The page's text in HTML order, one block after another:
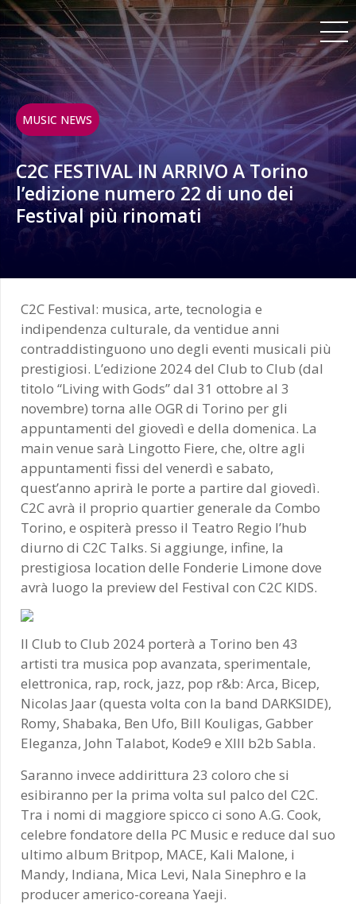
MUSIC NEWS
C2C FESTIVAL IN ARRIVO A Torino
l’edizione numero 22 di uno dei
Festival più rinomati
C2C Festival: musica, arte, tecnologia e
indipendenza culturale, da ventidue anni
contraddistinguono uno degli eventi musicali più
prestigiosi. L’edizione 2024 del Club to Club (dal
titolo “Living with Gods” dal 31 ottobre al 3
novembre) torna alle OGR di Torino per gli
appuntamenti del giovedì e della domenica. La
main venue sarà Lingotto Fiere, che, oltre agli
appuntamenti fissi del venerdì e sabato,
quest’anno aprirà le porte a partire dal giovedì.
C2C avrà il proprio quartier generale da Combo
Torino, e ospiterà presso il Teatro Regio l’hub
diurno di C2C Talks. Si aggiunge, infine, la
prestigiosa location delle Fonderie Limone dove
avrà luogo la preview del Festival con C2C KIDS.
Il Club to Club 2024 porterà a Torino ben 43
artisti tra musica pop avanzata, sperimentale,
elettronica, rap, rock, jazz, pop r&b: Arca, Bicep,
Nicolas Jaar (questa volta con la band DARKSIDE),
Romy, Shabaka, Ben Ufo, Bill Kouligas, Gabber
Eleganza, John Talabot, Kode9 e XIII b2b Sabla.
Saranno invece addirittura 23 coloro che si
esibiranno per la prima volta sul palco del C2C.
Tra i nomi di maggiore spicco ci sono A.G. Cook,
celebre fondatore della PC Music e reduce dal suo
ultimo album Britpop, MACE, Kali Malone, i
Mandy, Indiana, Mica Levi, Nala Sinephro e la
producer americo-coreana Yaeji.